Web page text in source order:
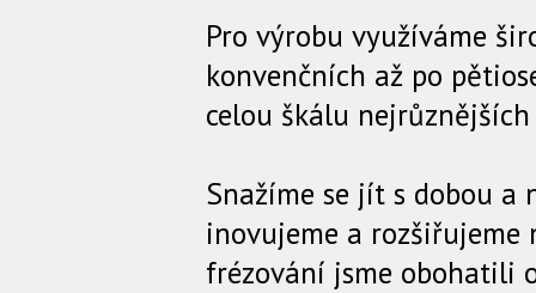
Pro výrobu využíváme
konvenčních až po
celou škálu
Snažíme se jít s dobou
inovujeme a rozšiřujeme
frézování jsme obohatili